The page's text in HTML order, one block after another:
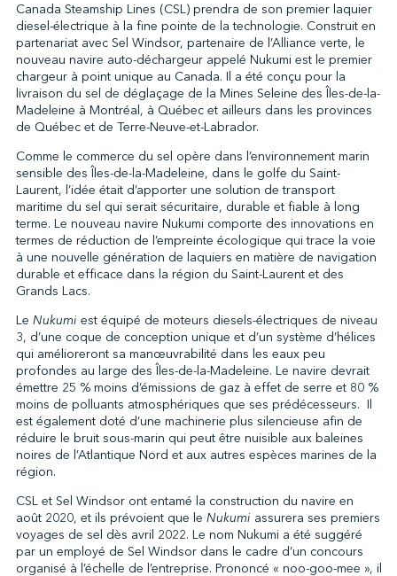
NOUS JOINDRE
↩︎
Canada Steamship Lines (CSL) prendra de son premier laquier
diesel-électrique à la fine pointe de la technologie. Construit en
partenariat avec Sel Windsor, partenaire de l’Alliance verte, le
nouveau navire auto-déchargeur appelé Nukumi est le premier
chargeur à point unique au Canada. Il a été conçu pour la
livraison du sel de déglaçage de la Mines Seleine des Îles-de-la-
Madeleine à Montréal, à Québec et ailleurs dans les provinces
de Québec et de Terre-Neuve-et-Labrador.
Comme le commerce du sel opère dans l’environnement marin
sensible des Îles-de-la-Madeleine, dans le golfe du Saint-
Laurent, l’idée était d’apporter une solution de transport
maritime du sel qui serait sécuritaire, durable et fiable à long
terme. Le nouveau navire Nukumi comporte des innovations en
termes de réduction de l’empreinte écologique qui trace la voie
à une nouvelle génération de laquiers en matière de navigation
durable et efficace dans la région du Saint-Laurent et des
Grands Lacs.
Le Nukumi est équipé de moteurs diesels-électriques de niveau
3, d’une coque de conception unique et d’un système d’hélices
qui amélioreront sa manœuvrabilité dans les eaux peu
profondes au large des Îles-de-la-Madeleine. Le navire devrait
émettre 25 % moins d’émissions de gaz à effet de serre et 80 %
moins de polluants atmosphériques que ses prédécesseurs. Il
est également doté d’une machinerie plus silencieuse afin de
réduire le bruit sous-marin qui peut être nuisible aux baleines
noires de l’Atlantique Nord et aux autres espèces marines de la
région.
CSL et Sel Windsor ont entamé la construction du navire en
août 2020, et ils prévoient que le Nukumi assurera ses premiers
voyages de sel dès avril 2022. Le nom Nukumi a été suggéré
par un employé de Sel Windsor dans le cadre d’un concours
organisé à l’échelle de l’entreprise. Prononcé « noo-goo-mee », il